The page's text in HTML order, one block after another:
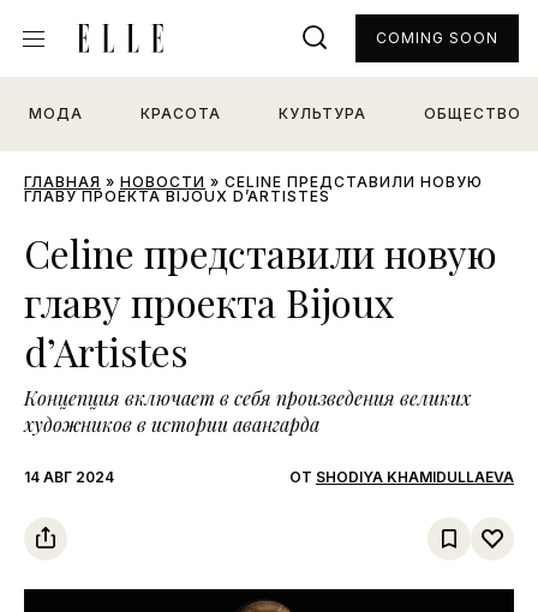
МОДА КРАСОТА КУЛЬТУРА ОБЩЕСТВО
COMING SOON
ГЛАВНАЯ » НОВОСТИ » CELINE ПРЕДСТАВИЛИ НОВУЮ
ГЛАВУ ПРОЕКТА BIJOUX D’ARTISTES
Celine представили новую
главу проекта Bijoux
d’Artistes
Концепция включает в себя произведения великих
художников в истории авангарда
14 АВГ 2024 ОТ SHODIYA KHAMIDULLAEVA